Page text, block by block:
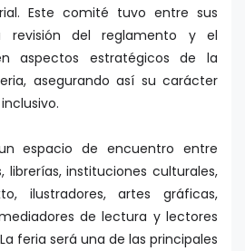
Este comité tuvo entre sus
revisión del reglamento y el
aspectos estratégicos de la
asegurando así su carácter
espacio de encuentro entre
librerías, instituciones culturales,
ilustradores, artes gráficas,
de lectura y lectores
feria será una de las principales